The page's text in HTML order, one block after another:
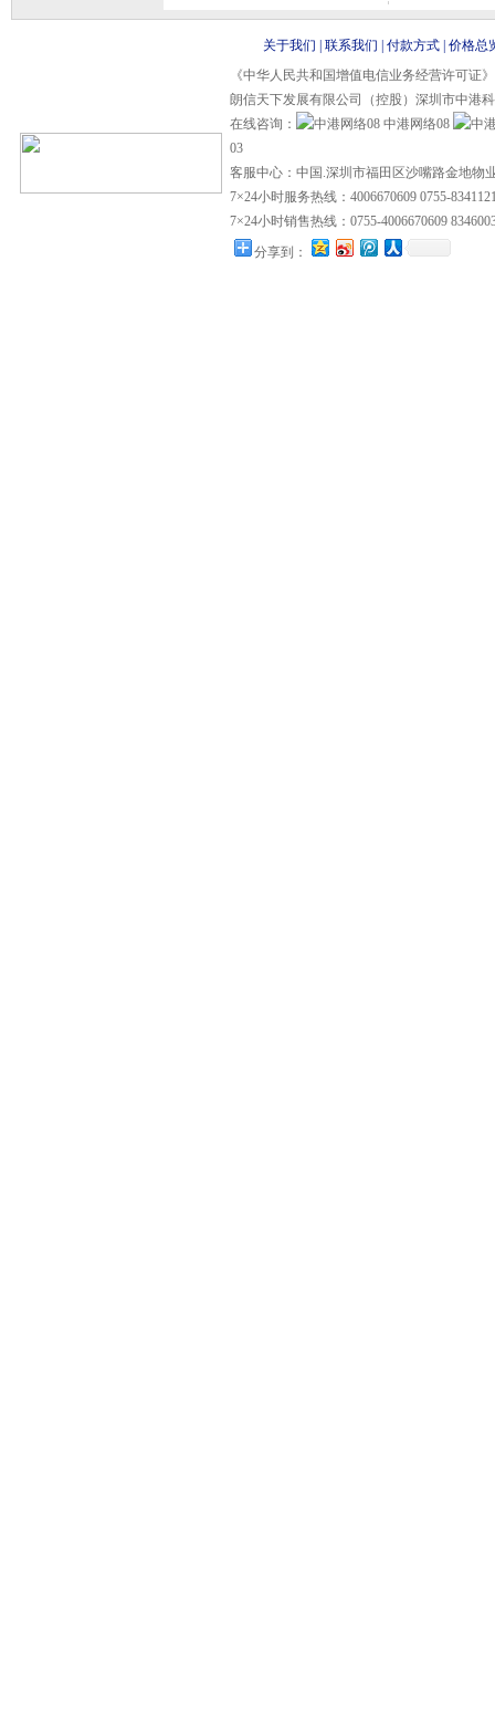
关于我们 联系我们 付款方式| 价格总
《中华人民共和国增值电信业务经营许可证
朗信天下发展有限公司（控股）深圳市中港
在线咨询：
中港网络08
03
客服中心：中国.深圳市福田区沙嘴路金地物
7×24小时服务热线：4006670609 0755-
7×24小时销售热线：0755-4006670609
分享到：